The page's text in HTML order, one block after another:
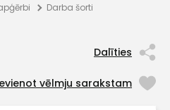
Darba šorti
Dalīties
vēlmju sarakstam